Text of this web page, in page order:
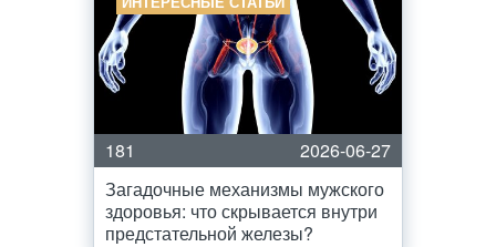
181
2026-06-27
Загадочные механизмы мужского
здоровья: что скрывается внутри
предстательной железы?